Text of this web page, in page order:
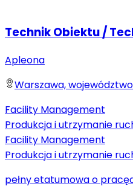
Technik Obiektu /
Apleona
Warszawa,
Facility Management
Produkcja i utrzymanie
Facility Management
Produkcja i utrzymanie
pełny etatumowa o pracę